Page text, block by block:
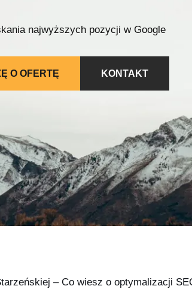
najwyższych pozycji w Google
O OFERTĘ KONTAKT
– Co wiesz o optymalizacji